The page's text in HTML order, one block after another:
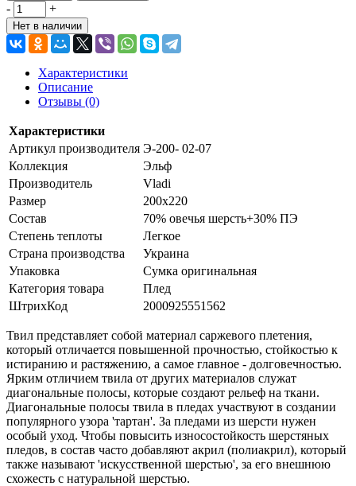
- +
Нет в наличии
Характеристики
Описание
Отзывы (0)
Характеристики
Артикул производителя Э-200- 02-07
Коллекция
Эльф
Производитель
Vladi
Размер
200х220
Состав
70% овечья шерсть+30% ПЭ
Степень теплоты
Легкое
Страна производства
Украина
Упаковка
Сумка оригинальная
Категория товара
Плед
ШтрихКод
2000925551562
Твил представляет собой материал саржевого плетения,
который отличается повышенной прочностью, стойкостью к
истиранию и растяжению, а самое главное - долговечностью.
Ярким отличием твила от других материалов служат
диагональные полосы, которые создают рельеф на ткани.
Диагональные полосы твила в пледах участвуют в создании
популярного узора 'тартан'. За пледами из шерсти нужен
особый уход. Чтобы повысить износостойкость шерстяных
пледов, в состав часто добавляют акрил (полиакрил), который
также называют 'искусственной шерстью', за его внешнюю
схожесть с натуральной шерстью.